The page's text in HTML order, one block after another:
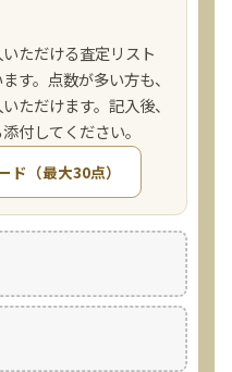
ただける査定リスト
す。点数が多い方も、
ただけます。記入後、
付してください。
（最大30点）